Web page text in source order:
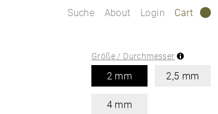
Suche About Login Cart
Größe / Durchmesser
2 mm 2,5 mm
4 mm